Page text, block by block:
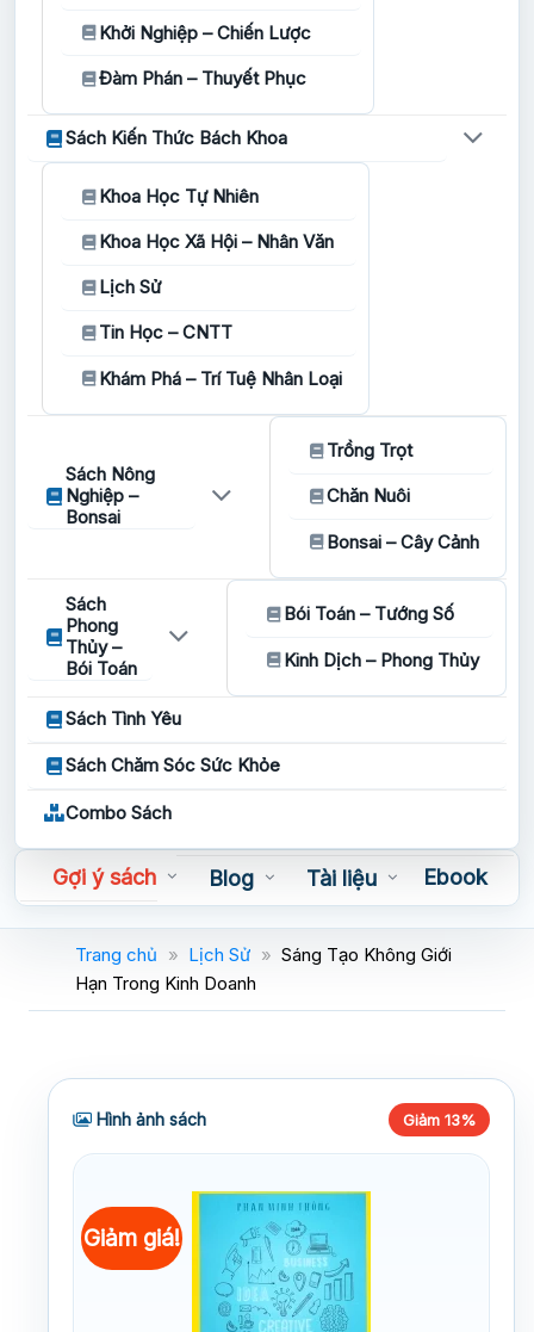
Khởi Nghiệp – Chiến Lược
Đàm Phán – Thuyết Phục
Sách Kiến Thức Bách Khoa
Khoa Học Tự Nhiên
Khoa Học Xã Hội – Nhân Văn
Lịch Sử
Tin Học – CNTT
Khám Phá – Trí Tuệ Nhân Loại
Sách Nông
Nghiệp –
Bonsai
Trồng Trọt
Chăn Nuôi
Bonsai – Cây Cảnh
Sách
Phong
Thủy –
Bói Toán
Bói Toán – Tướng Số
Kinh Dịch – Phong Thủy
Sách Tình Yêu
Sách Chăm Sóc Sức Khỏe
Combo Sách
Gợi ý sách Blog Tài liệu
Ebook
Sách nói
Trang chủ » Lịch Sử » Sáng Tạo Không Giới
Hạn Trong Kinh Doanh
Hình ảnh sách Giảm 13%
Giảm giá!